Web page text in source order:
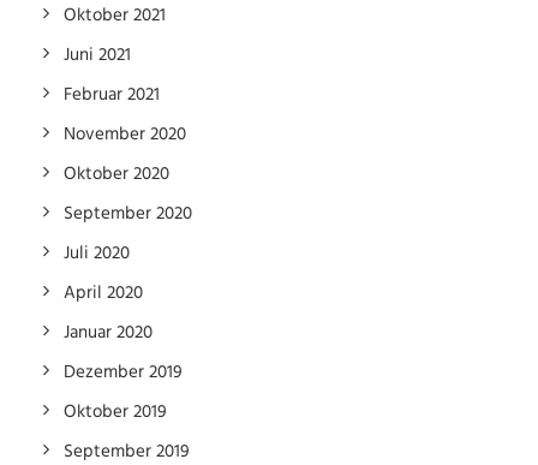
Oktober 2021
Juni 2021
Februar 2021
November 2020
Oktober 2020
September 2020
Juli 2020
April 2020
Januar 2020
Dezember 2019
Oktober 2019
September 2019